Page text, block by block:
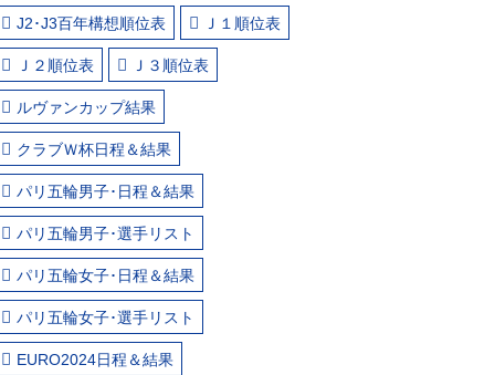
J2･J3百年構想順位表 Ｊ１順位表
Ｊ２順位表 Ｊ３順位表
ルヴァンカップ結果
クラブＷ杯日程＆結果
パリ五輪男子･日程＆結果
パリ五輪男子･選手リスト
パリ五輪女子･日程＆結果
パリ五輪女子･選手リスト
EURO2024日程＆結果